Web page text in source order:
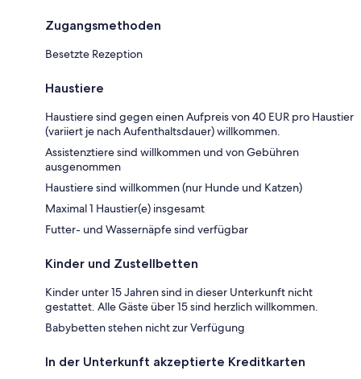
Zugangsmethoden
Besetzte Rezeption
Haustiere
Haustiere sind gegen einen Aufpreis von 40 EUR pro Haustier
(variiert je nach Aufenthaltsdauer) willkommen.
Assistenztiere sind willkommen und von Gebühren
ausgenommen
Haustiere sind willkommen (nur Hunde und Katzen)
Maximal 1 Haustier(e) insgesamt
Futter- und Wassernäpfe sind verfügbar
Kinder und Zustellbetten
Kinder unter 15 Jahren sind in dieser Unterkunft nicht
gestattet. Alle Gäste über 15 sind herzlich willkommen.
Babybetten stehen nicht zur Verfügung
In der Unterkunft akzeptierte Kreditkarten